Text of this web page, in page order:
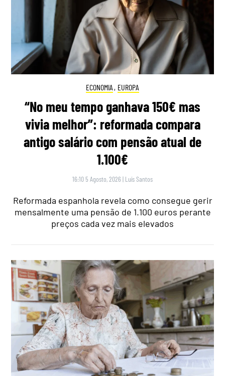
ECONOMIA , EUROPA
“No meu tempo ganhava 150€ mas
vivia melhor”: reformada compara
antigo salário com pensão atual de
1.100€
16:10 5 Agosto, 2026 | Luís Santos
Reformada espanhola revela como consegue gerir
mensalmente uma pensão de 1.100 euros perante
preços cada vez mais elevados